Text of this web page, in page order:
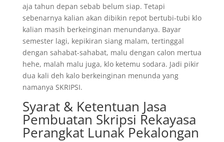
aja tahun depan sebab belum siap. Tetapi
sebenarnya kalian akan dibikin repot bertubi-tubi klo
kalian masih berkeinginan menundanya. Bayar
semester lagi, kepikiran siang malam, tertinggal
dengan sahabat-sahabat, malu dengan calon mertua
hehe, malah malu juga, klo ketemu sodara. Jadi pikir
dua kali deh kalo berkeinginan menunda yang
namanya SKRIPSI.
Syarat & Ketentuan Jasa
Pembuatan Skripsi Rekayasa
Perangkat Lunak Pekalongan